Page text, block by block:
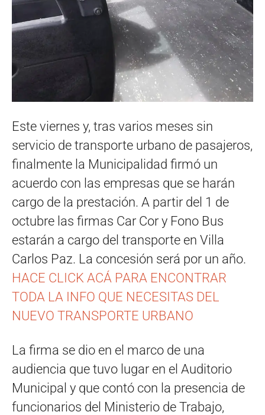
Este viernes y, tras varios meses sin
servicio de transporte urbano de pasajeros,
finalmente la Municipalidad firmó un
acuerdo con las empresas que se harán
cargo de la prestación. A partir del 1 de
octubre las firmas Car Cor y Fono Bus
estarán a cargo del transporte en Villa
Carlos Paz. La concesión será por un año.
HACE CLICK ACÁ PARA ENCONTRAR
TODA LA INFO QUE NECESITAS DEL
NUEVO TRANSPORTE URBANO
La firma se dio en el marco de una
audiencia que tuvo lugar en el Auditorio
Municipal y que contó con la presencia de
funcionarios del Ministerio de Trabajo,